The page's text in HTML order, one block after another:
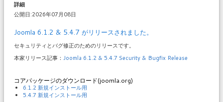
詳細
公開日:2026年07月08日
Joomla 6.1.2 & 5.4.7 がリリースされました。
セキュリティとバグ修正のためのリリースです。
本家リリース記事： Joomla 6.1.2 & 5.4.7 Security & Bugfix Release
コアパッケージのダウンロード(joomla.org)
6.1.2 新規インストール用
5.4.7 新規インストール用